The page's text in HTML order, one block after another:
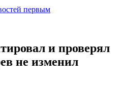
первым
и проверял
не изменил